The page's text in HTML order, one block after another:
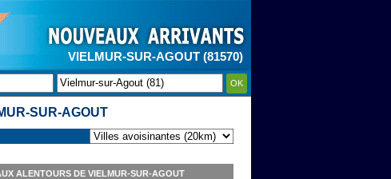
VIELMUR-SUR-AGOUT (81570)
OK
SUR-AGOUT
ALENTOURS DE VIELMUR-SUR-AGOUT